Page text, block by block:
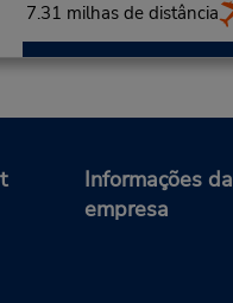
7.31 milhas de distância
Fazer uma reserva
Informações da
empresa